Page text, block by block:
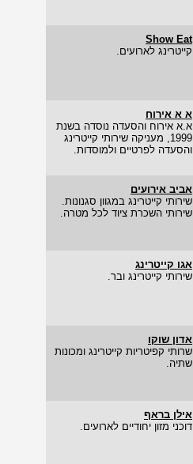
Show Eat
קייטרינג לארועים.
א א אירוח
א.א אירוח והסעדה נוסדה בשנת
1999, מעניקה שירותי קייטרינג
והסעדה לפרטיים ולמוסדות.
אביב אירועים
שירותי קייטרינג במגוון סגנונות.
שירותי השכרת ציוד לכל מטרה.
אגו קייטרינג
שירותי קייטרינג ובר.
אדון שוקו
שרותי קפיטריות קייטרינג ומכונות
שתיה.
אילן בראף
דוכני מזון יחודיים לארועים.